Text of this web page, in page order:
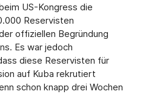
US-Kongress die
Reservisten
offiziellen Begründung
Es war jedoch
diese Reservisten für
auf Kuba rekrutiert
schon knapp drei Wochen